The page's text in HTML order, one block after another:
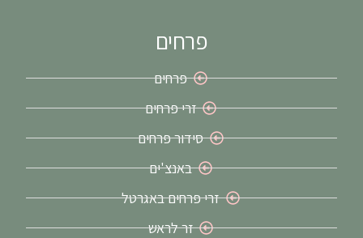
פרחים
פרחים
זרי פרחים
סידור פרחים
באנצ'ים
זרי פרחים באגרטל
זר לראש